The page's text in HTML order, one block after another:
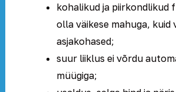
kohalikud ja piirkondlikud
olla väikese mahuga, kuid
asjakohased;
suur liiklus ei võrdu
müügiga;